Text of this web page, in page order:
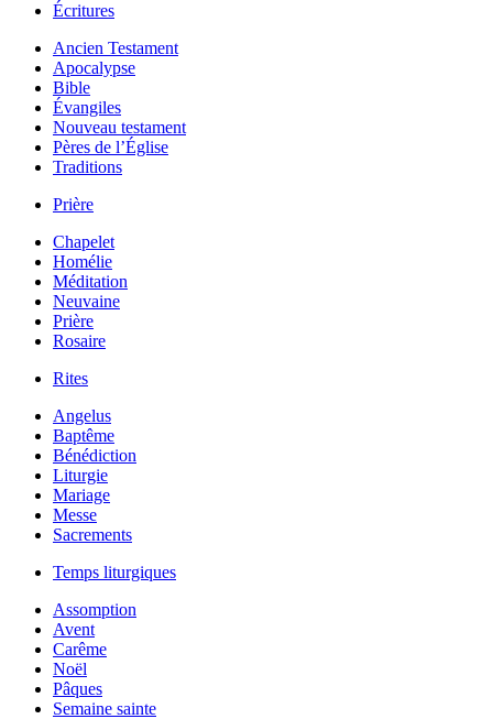
Écritures
Ancien Testament
Apocalypse
Bible
Évangiles
Nouveau testament
Pères de l’Église
Traditions
Prière
Chapelet
Homélie
Méditation
Neuvaine
Prière
Rosaire
Rites
Angelus
Baptême
Bénédiction
Liturgie
Mariage
Messe
Sacrements
Temps liturgiques
Assomption
Avent
Carême
Noël
Pâques
Semaine sainte